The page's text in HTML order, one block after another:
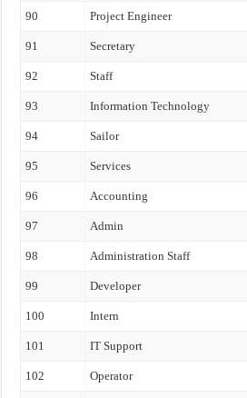
90 Project Engineer
91 Secretary
92 Staff
93 Information Technology
94 Sailor
95 Services
96 Accounting
97 Admin
98 Administration Staff
99 Developer
100 Intern
101 IT Support
102 Operator